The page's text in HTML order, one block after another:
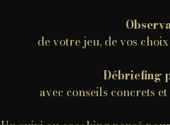
de votre jeu, de vos
Débriefing
avec conseils concrets